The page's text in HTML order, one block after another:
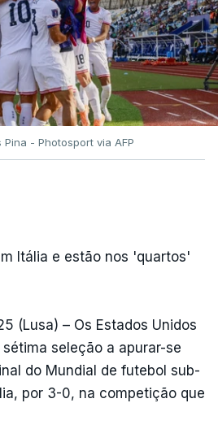
Pina - Photosport via AFP
Itália e estão nos 'quartos'
(Lusa) – Os Estados Unidos
seleção a apurar-se
do Mundial de futebol sub-
por 3-0, na competição que